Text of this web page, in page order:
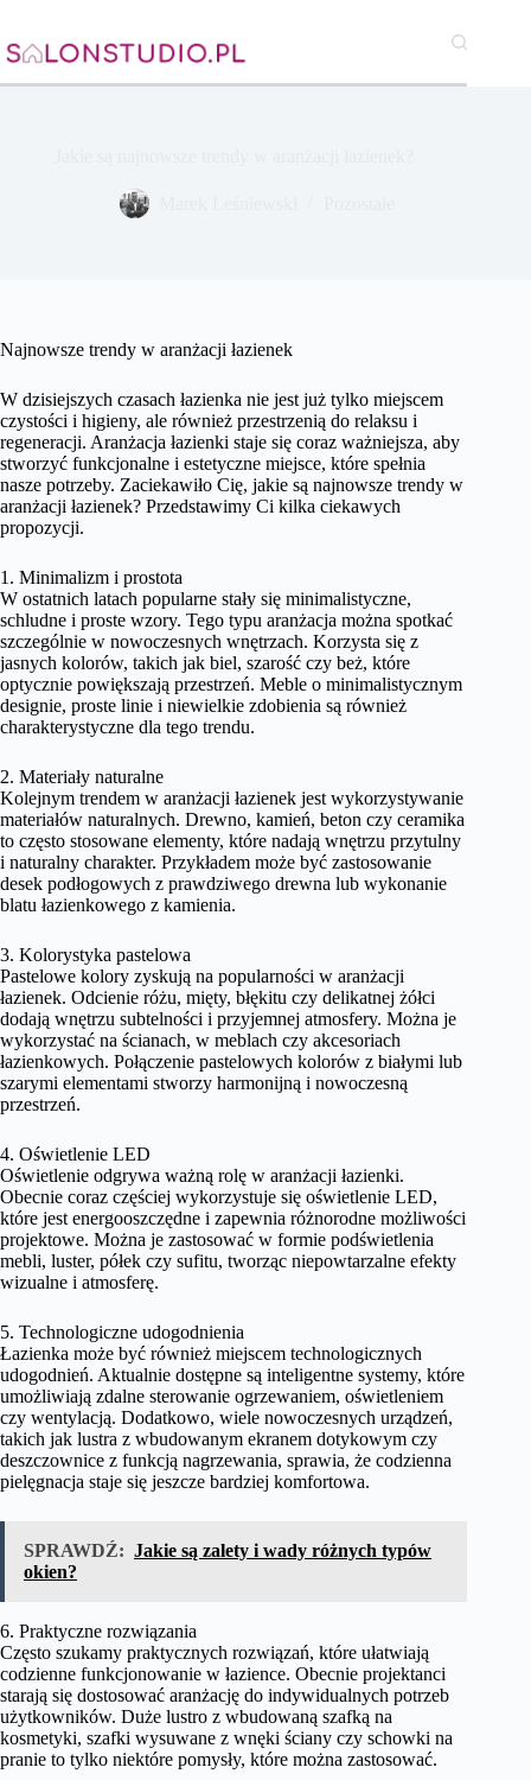
treści
Najnowsze trendy w aranżacji łazienek
W dzisiejszych czasach łazienka nie jest już tylko miejscem
czystości i higieny, ale również przestrzenią do relaksu i
regeneracji. Aranżacja łazienki staje się coraz ważniejsza, aby
stworzyć funkcjonalne i estetyczne miejsce, które spełnia
nasze potrzeby. Zaciekawiło Cię, jakie są najnowsze trendy w
aranżacji łazienek? Przedstawimy Ci kilka ciekawych
propozycji.
1. Minimalizm i prostota
W ostatnich latach popularne stały się minimalistyczne,
schludne i proste wzory. Tego typu aranżacja można spotkać
szczególnie w nowoczesnych wnętrzach. Korzysta się z
jasnych kolorów, takich jak biel, szarość czy beż, które
optycznie powiększają przestrzeń. Meble o minimalistycznym
designie, proste linie i niewielkie zdobienia są również
charakterystyczne dla tego trendu.
2. Materiały naturalne
Kolejnym trendem w aranżacji łazienek jest wykorzystywanie
materiałów naturalnych. Drewno, kamień, beton czy ceramika
to często stosowane elementy, które nadają wnętrzu przytulny
i naturalny charakter. Przykładem może być zastosowanie
desek podłogowych z prawdziwego drewna lub wykonanie
blatu łazienkowego z kamienia.
3. Kolorystyka pastelowa
Pastelowe kolory zyskują na popularności w aranżacji
łazienek. Odcienie różu, mięty, błękitu czy delikatnej żółci
dodają wnętrzu subtelności i przyjemnej atmosfery. Można je
wykorzystać na ścianach, w meblach czy akcesoriach
łazienkowych. Połączenie pastelowych kolorów z białymi lub
szarymi elementami stworzy harmonijną i nowoczesną
przestrzeń.
4. Oświetlenie LED
Oświetlenie odgrywa ważną rolę w aranżacji łazienki.
Obecnie coraz częściej wykorzystuje się oświetlenie LED,
które jest energooszczędne i zapewnia różnorodne możliwości
projektowe. Można je zastosować w formie podświetlenia
mebli, luster, półek czy sufitu, tworząc niepowtarzalne efekty
wizualne i atmosferę.
5. Technologiczne udogodnienia
Łazienka może być również miejscem technologicznych
udogodnień. Aktualnie dostępne są inteligentne systemy, które
umożliwiają zdalne sterowanie ogrzewaniem, oświetleniem
czy wentylacją. Dodatkowo, wiele nowoczesnych urządzeń,
takich jak lustra z wbudowanym ekranem dotykowym czy
deszczownice z funkcją nagrzewania, sprawia, że codzienna
pielęgnacja staje się jeszcze bardziej komfortowa.
SPRAWDŹ: Jakie są zalety i wady różnych typów
okien?
6. Praktyczne rozwiązania
Często szukamy praktycznych rozwiązań, które ułatwiają
codzienne funkcjonowanie w łazience. Obecnie projektanci
starają się dostosować aranżację do indywidualnych potrzeb
użytkowników. Duże lustro z wbudowaną szafką na
kosmetyki, szafki wysuwane z wnęki ściany czy schowki na
pranie to tylko niektóre pomysły, które można zastosować.